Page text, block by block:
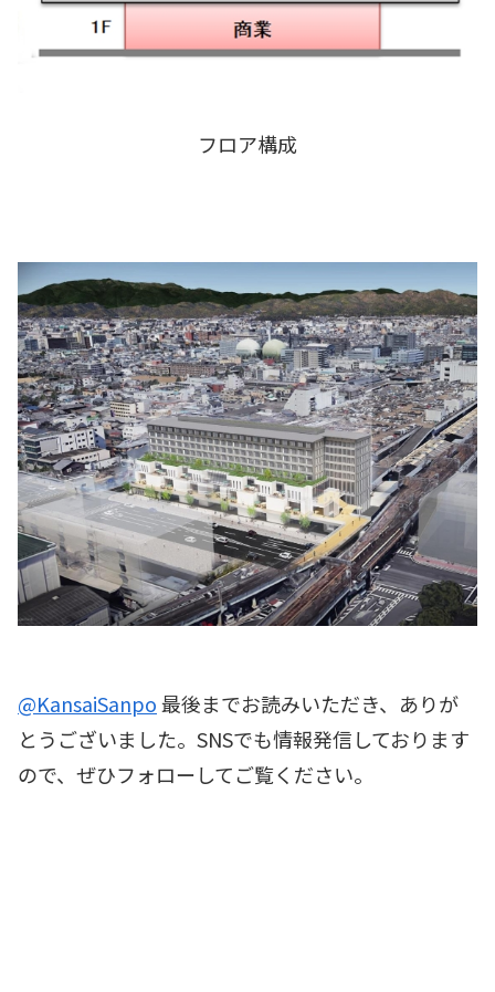
フロア構成
@KansaiSanpo最後までお読みいただき、ありが
とうございました。SNSでも情報発信しております
ので、ぜひフォローしてご覧ください。